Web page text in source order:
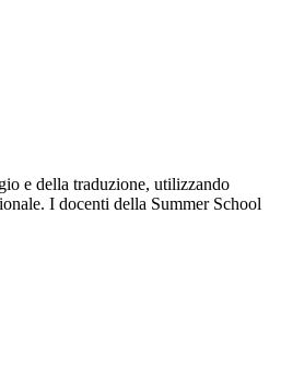
e della traduzione, utilizzando
I docenti della Summer School